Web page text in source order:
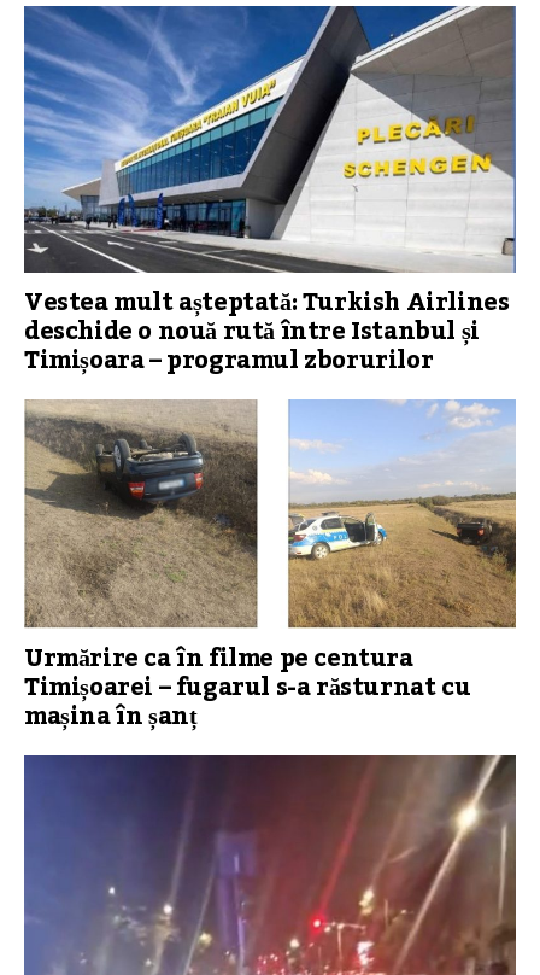
Vestea mult așteptată: Turkish Airlines
deschide o nouă rută între Istanbul și
Timișoara – programul zborurilor
Urmărire ca în filme pe centura
Timișoarei – fugarul s-a răsturnat cu
mașina în șanț